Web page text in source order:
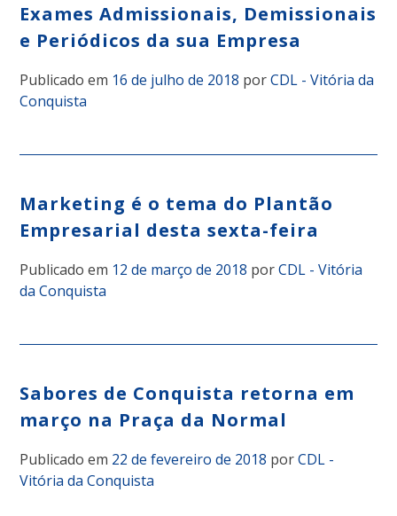
Exames Admissionais, Demissionais
e Periódicos da sua Empresa
Publicado em 16 de julho de 2018 porCDL - Vitória da
Conquista
Marketing é o tema do Plantão
Empresarial desta sexta-feira
Publicado em 12 de março de 2018 porCDL - Vitória
da Conquista
Sabores de Conquista retorna em
março na Praça da Normal
Publicado em 22 de fevereiro de 2018 porCDL -
Vitória da Conquista